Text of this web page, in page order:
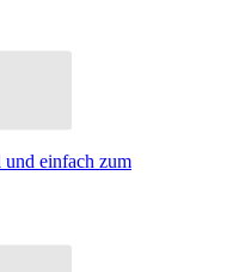
einfach zum